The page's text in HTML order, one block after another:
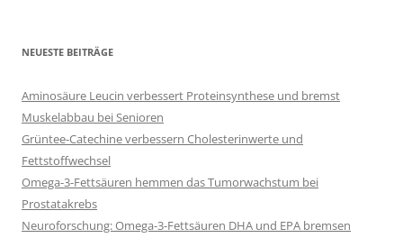
NEUESTE BEITRÄGE
Aminosäure Leucin verbessert Proteinsynthese und bremst
Muskelabbau bei Senioren
Grüntee-Catechine verbessern Cholesterinwerte und
Fettstoffwechsel
Omega-3-Fettsäuren hemmen das Tumorwachstum bei
Prostatakrebs
Neuroforschung: Omega-3-Fettsäuren DHA und EPA bremsen